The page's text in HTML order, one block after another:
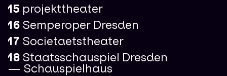
15 projekttheater
16 Semperoper Dresden
17 Societaetstheater
18 Staatsschauspiel Dresden
— Schauspielhaus